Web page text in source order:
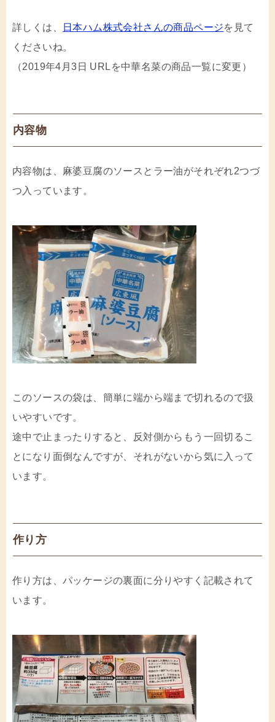
詳しくは、 日本ハム株式会社さんの商品ページを見て
くださいね。
（2019年4月3日 URLを中華名菜の商品一覧に変更）
内容物
内容物は、麻婆豆腐のソースとラー油がそれぞれ2つづ
つ入っています。
このソースの袋は、簡単に端から端まで切れるので扱
いやすいです。
途中で止まったりすると、反対側からもう一回切るこ
とになり面倒なんですが、それがないから気に入って
います。
作り方
作り方は、パッケージの裏面に分りやすく記載されて
います。